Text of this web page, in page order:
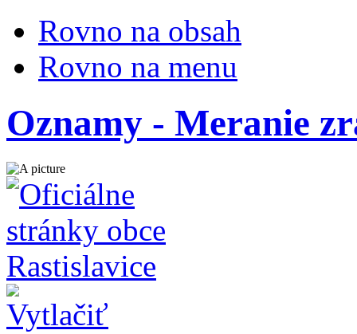
Rovno na obsah
Rovno na menu
Oznamy - Meranie